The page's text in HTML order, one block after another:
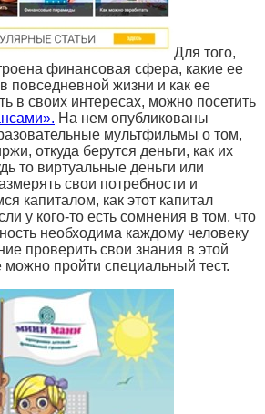
Для того,
финансовая сфера, какие ее
повседневной жизни и как ее
в своих интересах, можно посетить
На нем опубликованы
мультфильмы о том,
откуда берутся деньги, как их
то виртуальные деньги или
свои потребности и
капиталом, как этот капитал
у кого-то есть сомнения в том, что
необходима каждому человеку
проверить свои знания в этой
можно пройти специальный тест.